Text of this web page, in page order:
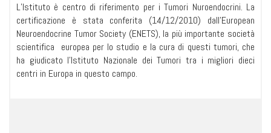
L’Istituto è centro di riferimento per i Tumori Nuroendocrini. La
certificazione è stata conferita (14/12/2010) dall’European
Neuroendocrine Tumor Society (ENETS), la più importante società
scientifica europea per lo studio e la cura di questi tumori, che
ha giudicato l’Istituto Nazionale dei Tumori tra i migliori dieci
centri in Europa in questo campo.